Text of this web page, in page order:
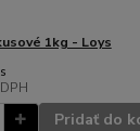
1kg - Loys
Pridať do